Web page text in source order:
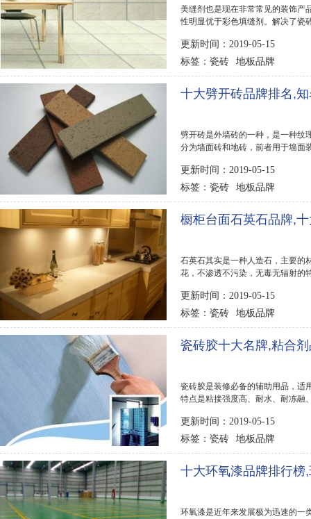
美缝剂也是现在非常常见的装饰产
性明显优于彩色填缝剂。解决了瓷
更新时间：2019-05-15
标签： 瓷砖 地板品牌
十大劈开砖品牌排名,
劈开砖是外墙砖的一种，是一种纹
分为墙面砖和地砖，前者用于墙面
更新时间：2019-05-15
标签： 瓷砖 地板品牌
橱柜台面石英石品牌,
石英石其实是一种人造石，主要的
花，不渗透不污染，无毒无辐射的
更新时间：2019-05-15
标签： 瓷砖 地板品牌
瓷砖胶十大名牌,粘合
瓷砖胶是装修必备的辅助用品，适
特点是粘接强度高、耐水、耐冻融
更新时间：2019-05-15
标签： 瓷砖 地板品牌
十大环氧漆品牌排行榜
环氧漆是近年来发展极为迅速的一